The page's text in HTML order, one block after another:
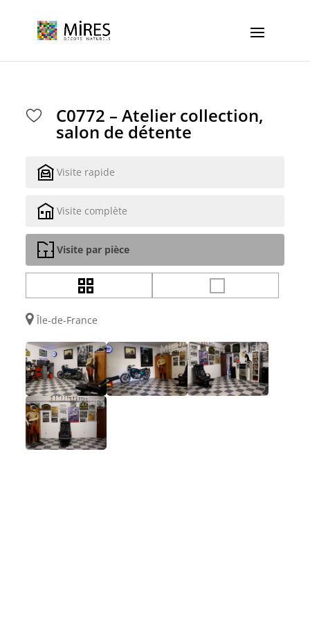
C0772 – Atelier collection,
salon de détente
Visite rapide
Visite complète
Visite par pièce
Île-de-France